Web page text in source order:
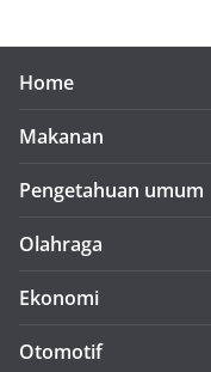
Home
Makanan
Pengetahuan umum
Olahraga
Ekonomi
Otomotif